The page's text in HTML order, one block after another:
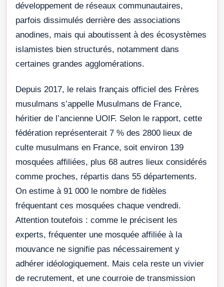
développement de réseaux communautaires,
parfois dissimulés derrière des associations
anodines, mais qui aboutissent à des écosystèmes
islamistes bien structurés, notamment dans
certaines grandes agglomérations.
Depuis 2017, le relais français officiel des Frères
musulmans s’appelle Musulmans de France,
héritier de l’ancienne UOIF. Selon le rapport, cette
fédération représenterait 7 % des 2800 lieux de
culte musulmans en France, soit environ 139
mosquées affiliées, plus 68 autres lieux considérés
comme proches, répartis dans 55 départements.
On estime à 91 000 le nombre de fidèles
fréquentant ces mosquées chaque vendredi.
Attention toutefois : comme le précisent les
experts, fréquenter une mosquée affiliée à la
mouvance ne signifie pas nécessairement y
adhérer idéologiquement. Mais cela reste un vivier
de recrutement, et une courroie de transmission